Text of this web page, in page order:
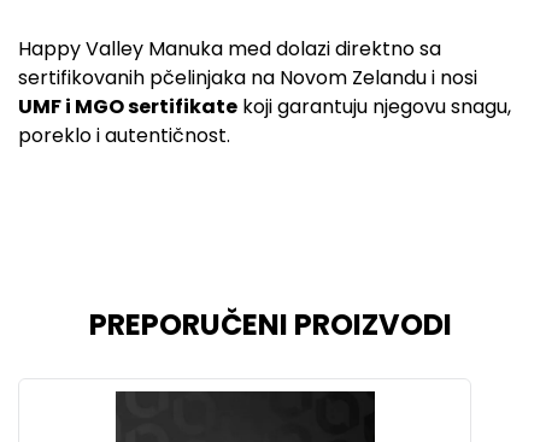
Happy Valley Manuka med dolazi direktno sa
sertifikovanih pčelinjaka na Novom Zelandu i nosi
UMF i MGO sertifikate koji garantuju njegovu snagu,
poreklo i autentičnost.
PREPORUČENI PROIZVODI